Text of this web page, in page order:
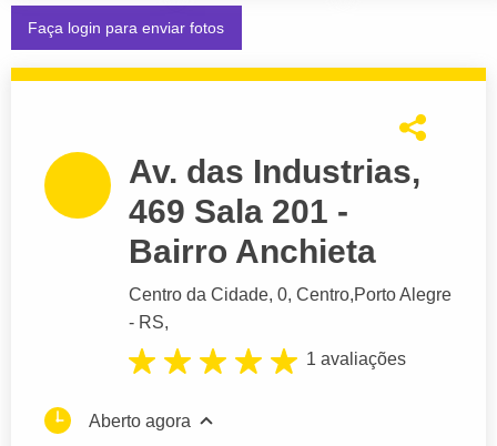
Faça login para enviar fotos
Av. das Industrias,
469 Sala 201 -
Bairro Anchieta
Centro da Cidade, 0, Centro,Porto Alegre
- RS,
1 avaliações
Aberto agora